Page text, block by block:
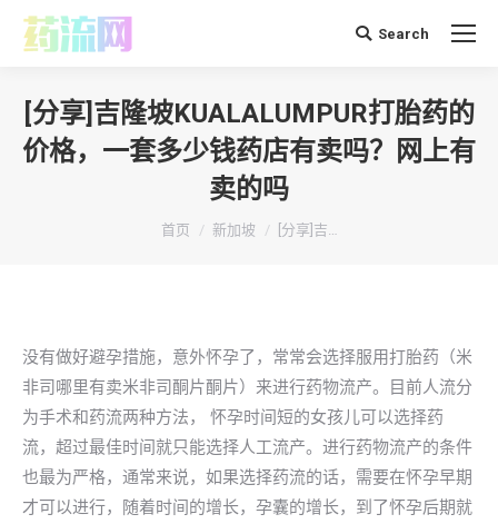
搜 Search
[分享]吉隆坡KUALALUMPUR打胎药的
价格，一套多少钱药店有卖吗？网上有
卖的吗
你在这里：
首页 新加坡 [分享]吉…
没有做好避孕措施，意外怀孕了，常常会选择服用打胎药（米
非司哪里有卖米非司酮片酮片）来进行药物流产。目前人流分
为手术和药流两种方法， 怀孕时间短的女孩儿可以选择药
流，超过最佳时间就只能选择人工流产。进行药物流产的条件
也最为严格，通常来说，如果选择药流的话，需要在怀孕早期
才可以进行，随着时间的增长，孕囊的增长，到了怀孕后期就